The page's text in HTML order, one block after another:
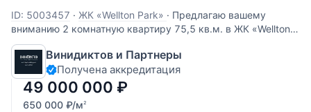
ID: 5003457 · ЖК «Wellton Park» · Предлагаю вашему
вниманию 2 комнатную квартиру 75,5 кв.м. в ЖК «Wellton
park (Веллтон парк)» ПРЕИМУЩЕСТВА: Дизайнерский
ремонт. Грамотное зонирование помещений. Шикарные
виды. О КВАРТИРЕ: Качественные и натуральные
материалы. Высота
Винидиктов и Партнеры
Получена аккредитация
49 000 000 ₽
650 000 ₽/м2